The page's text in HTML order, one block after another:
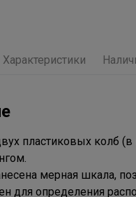
Характеристики
пластиковых колб
мерная шкала,
для определения